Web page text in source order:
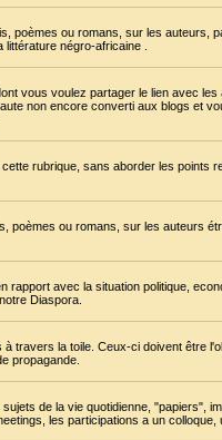
poèmes ou romans, sur les auteurs,
négro-africaine .
vous voulez partager le lien avec
non encore converti aux blogs et
rubrique, sans aborder les points
ou romans, sur les auteurs
rapport avec la situation politique,
Diaspora.
travers la toile. Ceux-ci doivent être
propagande.
de la vie quotidienne, "papiers",
les participations a un colloque,